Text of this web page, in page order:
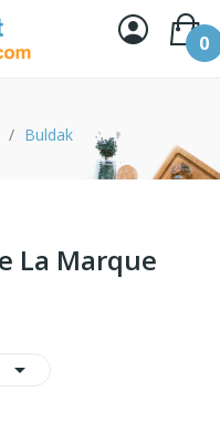
0
Buldak
La Marque
